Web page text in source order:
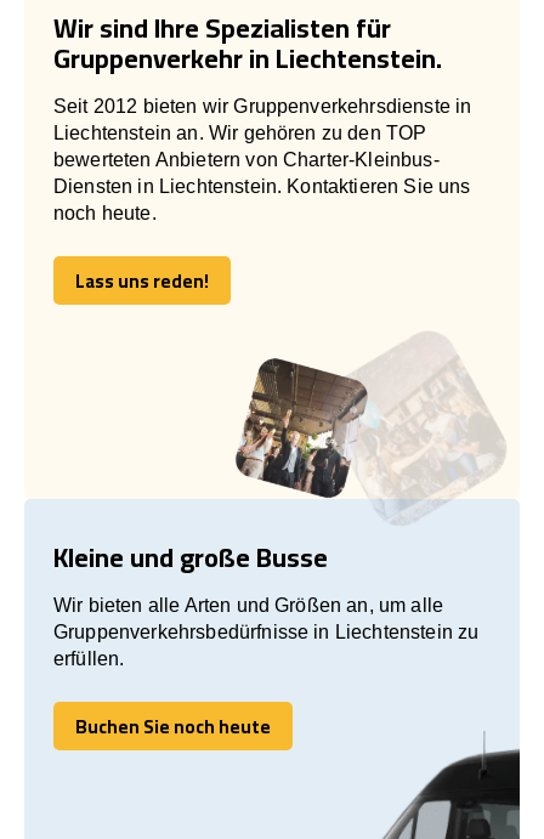
Wir sind Ihre Spezialisten für
Gruppenverkehr in Liechtenstein.
Seit 2012 bieten wir Gruppenverkehrsdienste in
Liechtenstein an. Wir gehören zu den TOP
bewerteten Anbietern von Charter-Kleinbus-
Diensten in Liechtenstein. Kontaktieren Sie uns
noch heute.
Lass uns reden!
Lass uns reden!
Kleine und große Busse
Wir bieten alle Arten und Größen an, um alle
Gruppenverkehrsbedürfnisse in Liechtenstein zu
erfüllen.
Buchen Sie noch heute
Buchen Sie noch heute